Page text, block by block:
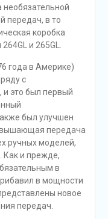
передач, в то
коробка
и 265GL.
года в Америке)
с
это был первый
был улучшен
передача
ручных моделей,
Как и прежде,
в
в мощности
новое
передач.